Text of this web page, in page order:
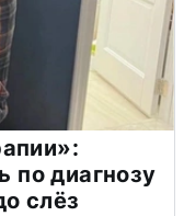
по диагнозу
слёз